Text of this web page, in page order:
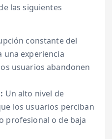
las siguientes
constante del
una experiencia
usuarios abandonen
Un alto nivel de
los usuarios perciban
profesional o de baja